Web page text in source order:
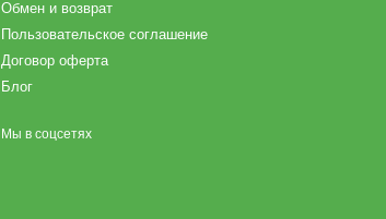
Обмен и возврат
Пользовательское соглашение
Договор оферта
Блог
Мы в соцсетях